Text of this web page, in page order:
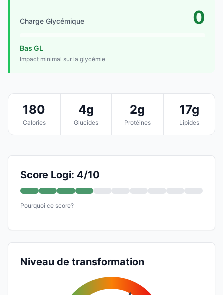
Charge Glycémique 0
Bas GL
Impact minimal sur la glycémie
180
Calories
4g
Glucides
2g
Protéines
17g
Lipides
Score Logi: 4/10
Pourquoi ce score?
Niveau de transformation